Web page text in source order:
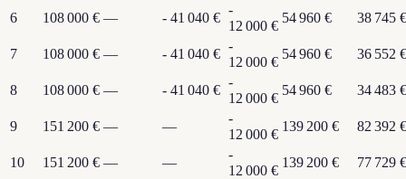
6 108 000 € — - 41 040 €
-
12 000 €
54 960 € 38 745 €
7 108 000 € — - 41 040 €
-
12 000 €
54 960 € 36 552 €
8 108 000 € — - 41 040 €
-
12 000 €
54 960 € 34 483 €
9 151 200 € — —
-
12 000 €
139 200 € 82 392 €
10 151 200 € — —
-
12 000 €
139 200 € 77 729 €